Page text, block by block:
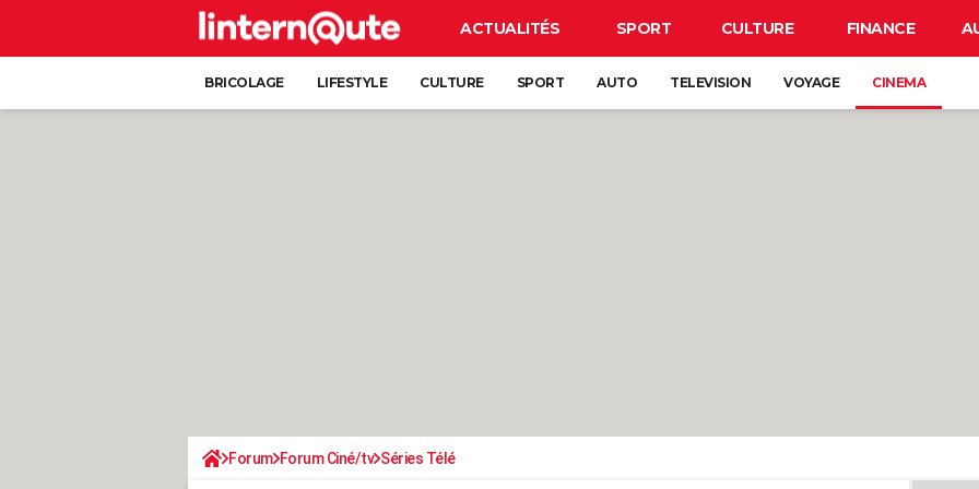
ACTUALITÉS SPORT CULTURE FINANCE
BRICOLAGE LIFESTYLE CULTURE SPORT AUTO TELEVISION VOYAGE CINEMA
Forum Forum Ciné/tv Séries Télé